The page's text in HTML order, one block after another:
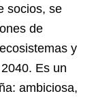
socios, se
de
y
Es un
ambiciosa,